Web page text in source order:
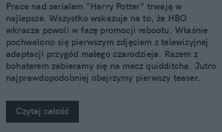
Prace nad serialem "Harry Potter" trwają w
najlepsze. Wszystko wskazuje na to, że HBO
wkracza powoli w fazę promocji rebootu. Właśnie
pochwalono się pierwszym zdjęciem z telewizyjnej
adaptacji przygód małego czarodzieja. Razem z
bohaterem zabieramy się na mecz quidditcha. Jutro
najprawdopodobniej obejrzymy pierwszy teaser.
Czytaj całość